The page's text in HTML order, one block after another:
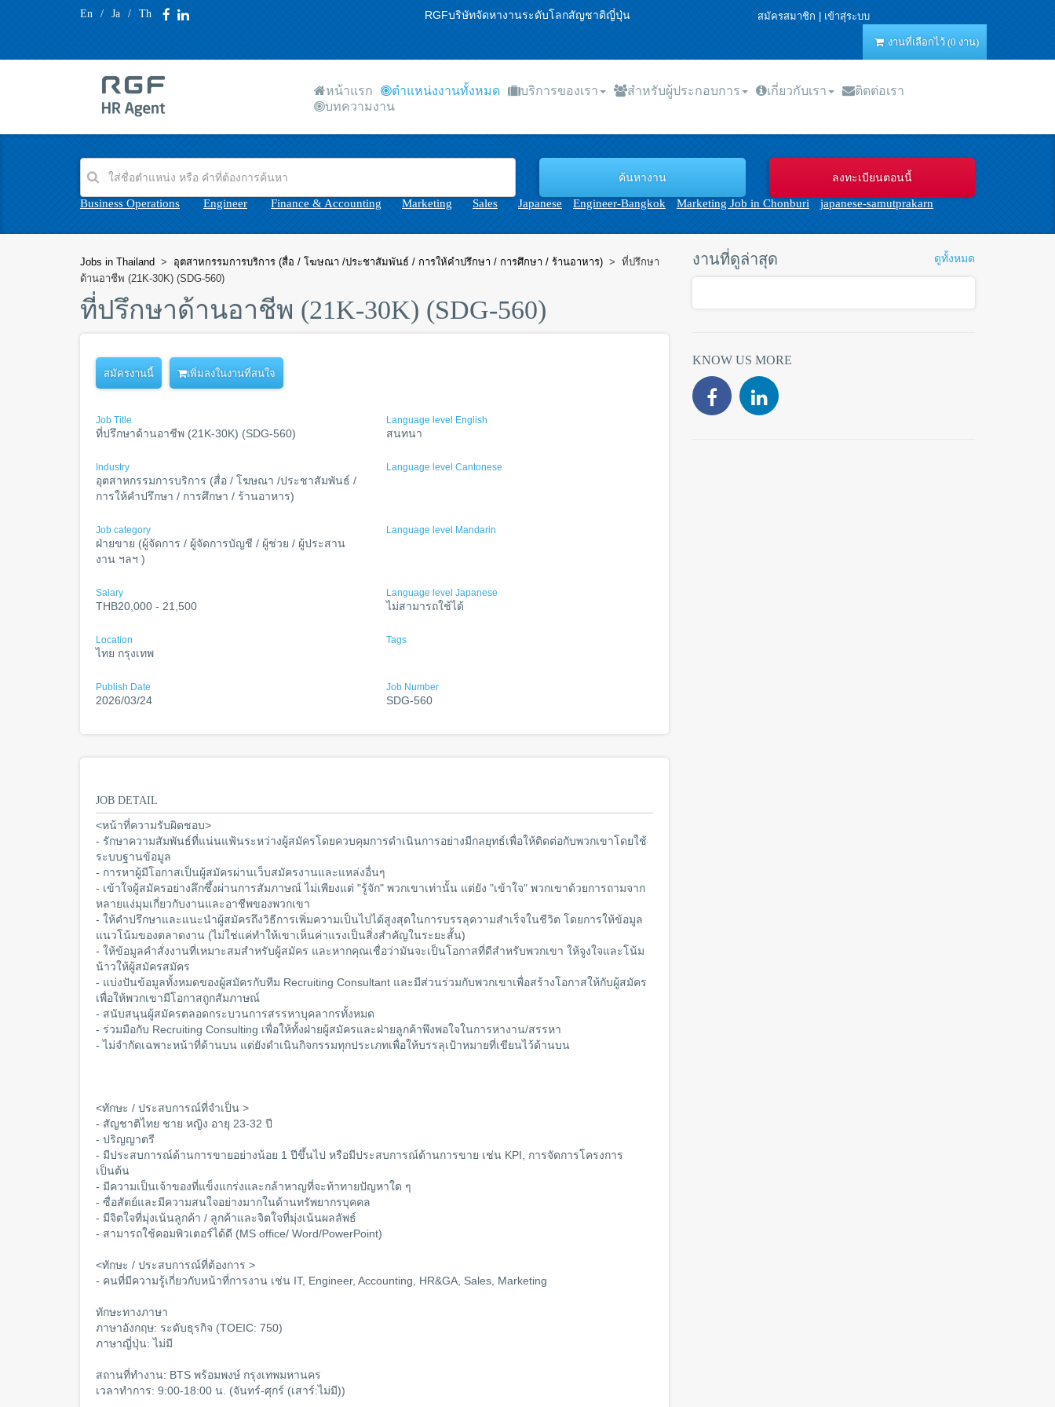
En / Ja / Th RGFบริษัทจัดหางานระดับโลกสัญชาติญี่ปุ่น สมัครสมาชิก | เข้าสุ่ระบบ
งานที่เลือกไว้ (0 งาน)
หน้าแรก ตำแหน่งงานทั้งหมด บริการของเรา สำหรับผู้ประกอบการ เกี่ยวกับเรา
ติดต่อเรา
บทความงาน
Business Operations Engineer Finance & Accounting Marketing Sales Japanese Engineer-Bangkok Marketing Job in Chonburi japanese-samutprakarn
Jobs in Thailand > อุตสาหกรรมการบริการ (สื่อ / โฆษณา /ประชาสัมพันธ์ / การให้คำปรึกษา / การศึกษา / ร้านอาหาร) > ที่ปรึกษา
ด้านอาชีพ (21K-30K) (SDG-560)
ที่ปรึกษาด้านอาชีพ (21K-30K) (SDG-560)
เพิ่มลงในงานที่สนใจ
Job Title
ที่ปรึกษาด้านอาชีพ (21K-30K) (SDG-560)
Language level English
สนทนา
Industry
อุตสาหกรรมการบริการ (สื่อ / โฆษณา /ประชาสัมพันธ์ /
การให้คำปรึกษา / การศึกษา / ร้านอาหาร)
Language level Cantonese
Job category
ฝ่ายขาย (ผู้จัดการ / ผู้จัดการบัญชี / ผู้ช่วย / ผู้ประสาน
งาน ฯลฯ )
Language level Mandarin
Salary
THB20,000 - 21,500
Language level Japanese
ไม่สามารถใช้ได้
Location
ไทย กรุงเทพ
Tags
Publish Date
2026/03/24
Job Number
SDG-560
JOB DETAIL
<หน้าที่ความรับผิดชอบ>
- รักษาความสัมพันธ์ที่แน่นแฟ้นระหว่างผู้สมัครโดยควบคุมการดำเนินการอย่างมีกลยุทธ์เพื่อให้ติดต่อกับพวกเขาโดยใช้
ระบบฐานข้อมูล
- การหาผู้มีโอกาสเป็นผู้สมัครผ่านเว็บสมัครงานและแหล่งอื่นๆ
- เข้าใจผู้สมัครอย่างลึกซึ้งผ่านการสัมภาษณ์ ไม่เพียงแต่ "รู้จัก" พวกเขาเท่านั้น แต่ยัง "เข้าใจ" พวกเขาด้วยการถามจาก
หลายแง่มุมเกี่ยวกับงานและอาชีพของพวกเขา
- ให้คำปรึกษาและแนะนำผู้สมัครถึงวิธีการเพิ่มความเป็นไปได้สูงสุดในการบรรลุความสำเร็จในชีวิต โดยการให้ข้อมูล
แนวโน้มของตลาดงาน (ไม่ใช่แค่ทำให้เขาเห็นค่าแรงเป็นสิ่งสำคัญในระยะสั้น)
- ให้ข้อมูลคำสั่งงานที่เหมาะสมสำหรับผู้สมัคร และหากคุณเชื่อว่ามันจะเป็นโอกาสที่ดีสำหรับพวกเขา ให้จูงใจและโน้ม
น้าวให้ผู้สมัครสมัคร
- แบ่งปันข้อมูลทั้งหมดของผู้สมัครกับทีม Recruiting Consultant และมีส่วนร่วมกับพวกเขาเพื่อสร้างโอกาสให้กับผู้สมัคร
เพื่อให้พวกเขามีโอกาสถูกสัมภาษณ์
- สนับสนุนผู้สมัครตลอดกระบวนการสรรหาบุคลากรทั้งหมด
- ร่วมมือกับ Recruiting Consulting เพื่อให้ทั้งฝ่ายผู้สมัครและฝ่ายลูกค้าพึงพอใจในการหางาน/สรรหา
- ไม่จำกัดเฉพาะหน้าที่ด้านบน แต่ยังดำเนินกิจกรรมทุกประเภทเพื่อให้บรรลุเป้าหมายที่เขียนไว้ด้านบน
<ทักษะ / ประสบการณ์ที่จำเป็น >
- สัญชาติไทย ชาย หญิง อายุ 23-32 ปี
- ปริญญาตรี
- มีประสบการณ์ด้านการขายอย่างน้อย 1 ปีขึ้นไป หรือมีประสบการณ์ด้านการขาย เช่น KPI, การจัดการโครงการ
เป็นต้น
- มีความเป็นเจ้าของที่แข็งแกร่งและกล้าหาญที่จะท้าทายปัญหาใด ๆ
- ซื่อสัตย์และมีความสนใจอย่างมากในด้านทรัพยากรบุคคล
- มีจิตใจที่มุ่งเน้นลูกค้า / ลูกค้าและจิตใจที่มุ่งเน้นผลลัพธ์
- สามารถใช้คอมพิวเตอร์ได้ดี (MS office/ Word/PowerPoint)
<ทักษะ / ประสบการณ์ที่ต้องการ >
- คนที่มีความรู้เกี่ยวกับหน้าที่การงาน เช่น IT, Engineer, Accounting, HR&GA, Sales, Marketing
ทักษะทางภาษา
ภาษาอังกฤษ: ระดับธุรกิจ (TOEIC: 750)
ภาษาญี่ปุ่น: ไม่มี
สถานที่ทำงาน: BTS พร้อมพงษ์ กรุงเทพมหานคร
เวลาทำการ: 9:00-18:00 น. (จันทร์-ศุกร์ (เสาร์:ไม่มี))
งานที่ดูล่าสุด ดูทั้งหมด
KNOW US MORE